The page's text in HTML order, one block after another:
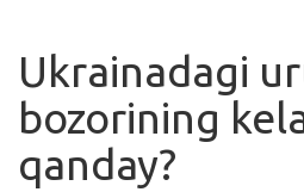
Ishlar
Kurslar
Blog
Ukrainadagi
bozorining
qanday?